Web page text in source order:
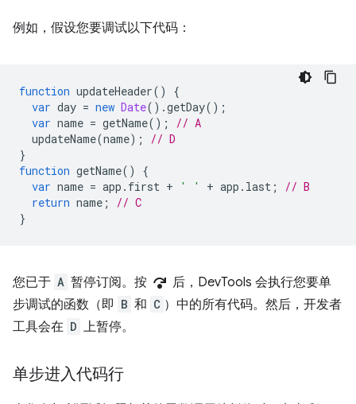
例如，假设您要调试以下代码：
function updateHeader()
{
var day = new Date().getDay();
var name = getName();
// A
updateName(name);
// D
}
function getName()
{
var name = app . first + ' ' + app . last ;
// B
return name ;
// C
}
您已于 A 暂停订阅。按 step_over 后，DevTools 会执行您要单
步调试的函数（即 B 和 C ）中的所有代码。然后，开发者
工具会在 D 上暂停。
单步进入代码行